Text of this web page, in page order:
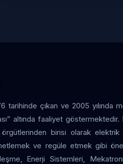
tarihinde çıkan ve 2005 yılında
altında faaliyet
birisi olarak elektrik
ve regüle etmek gibi
Enerji Sistemleri,